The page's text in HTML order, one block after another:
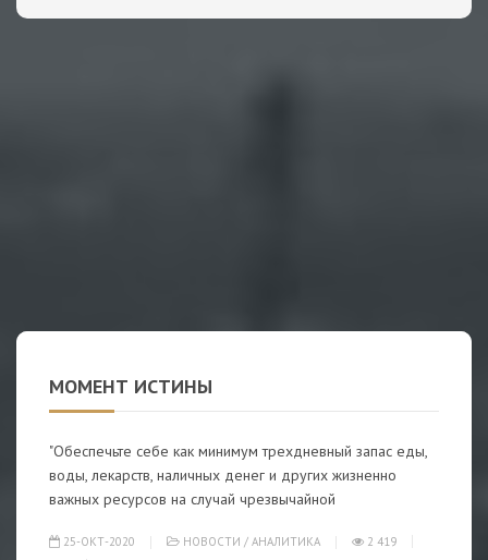
МОМЕНТ ИСТИНЫ
"Обеспечьте себе как минимум трехдневный запас еды,
воды, лекарств, наличных денег и других жизненно
важных ресурсов на случай чрезвычайной
25-ОКТ-2020 НОВОСТИ / АНАЛИТИКА
2 419